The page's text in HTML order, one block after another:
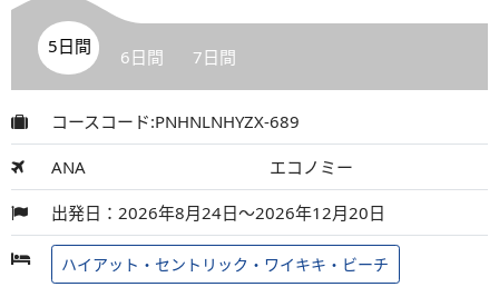
5日間 6日間 7日間
コースコード:PNHNLNHYZX-689
ANA エコノミー
出発日：2026年8月24日～2026年12月20日
ハイアット・セントリック・ワイキキ・ビーチ